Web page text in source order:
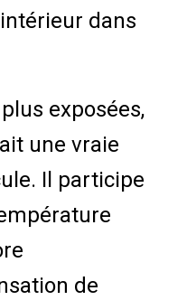
dans
exposées,
une vraie
Il participe
de